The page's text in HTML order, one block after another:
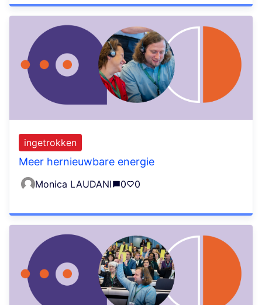
Meer hernieuwbare energie
ingetrokken
Monica LAUDANI 0 0